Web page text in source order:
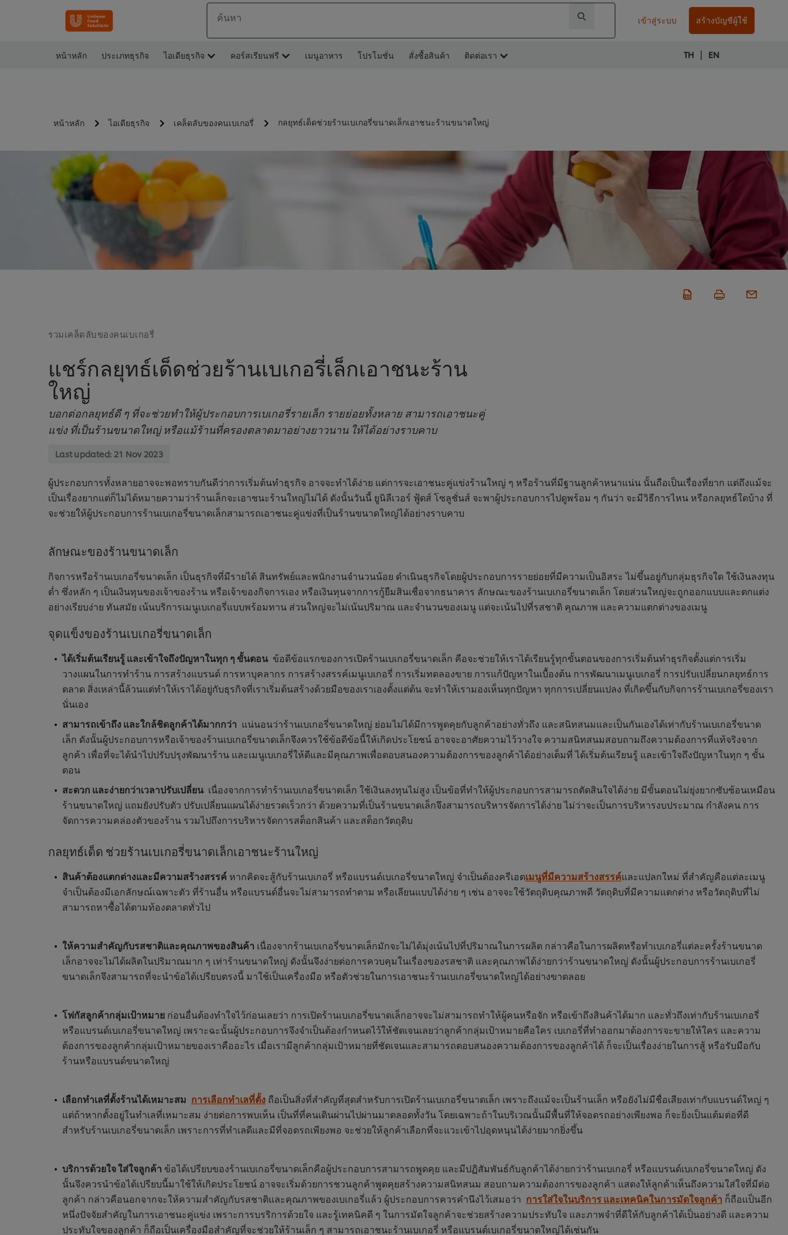
ค้นหา เข้าสู่ระบบ สร้างบัญชีผู้ใช้
หน้าหลัก ประเภทธุรกิจ ไอเดียธุรกิจ คอร์สเรียนฟรี เมนูอาหาร โปรโมชั่น สั่งซื้อสินค้า ติดต่อเรา TH | EN
หน้าหลัก ไอเดียธุรกิจ เคล็ดลับของคนเบเกอรี่ กลยุทธ์เด็ดช่วยร้านเบเกอรี่ขนาดเล็กเอาชนะร้านขนาดใหญ่
รวมเคล็ดลับของคนเบเกอรี่
แชร์กลยุทธ์เด็ดช่วยร้านเบเกอรี่เล็กเอาชนะร้าน
ใหญ่
บอกต่อกลยุทธ์ดี ๆ ที่จะช่วยทำให้ผู้ประกอบการเบเกอรี่รายเล็ก รายย่อยทั้งหลาย สามารถเอาชนะคู่
แข่ง ที่เป็นร้านขนาดใหญ่ หรือแม้ร้านที่ครองตลาดมาอย่างยาวนาน ให้ได้อย่างราบคาบ
Last updated: 21 Nov 2023
ผู้ประกอบการทั้งหลายอาจจะพอทราบกันดีว่าการเริ่มต้นทำธุรกิจ อาจจะทำได้ง่าย แต่การจะเอาชนะคู่แข่งร้านใหญ่ ๆ หรือร้านที่มีฐานลูกค้าหนาแน่น นั้นถือเป็นเรื่องที่ยาก แต่ถึงแม้จะ
เป็นเรื่องยากแต่ก็ไม่ได้หมายความว่าร้านเล็กจะเอาชนะร้านใหญ่ไม่ได้ ดังนั้นวันนี้ ยูนิลีเวอร์ ฟู้ดส์ โซลูชั่นส์ จะพาผู้ประกอบการไปดูพร้อม ๆ กันว่า จะมีวิธีการไหน หรือกลยุทธ์ใดบ้าง ที่
จะช่วยให้ผู้ประกอบการร้านเบเกอรี่ขนาดเล็กสามารถเอาชนะคู่แข่งที่เป็นร้านขนาดใหญ่ได้อย่างราบคาบ
ลักษณะของร้านขนาดเล็ก
กิจการหรือร้านเบเกอรี่ขนาดเล็ก เป็นธุรกิจที่มีรายได้ สินทรัพย์และพนักงานจำนวนน้อย ดำเนินธุรกิจโดยผู้ประกอบการรายย่อยที่มีความเป็นอิสระ ไม่ขึ้นอยู่กับกลุ่มธุรกิจใด ใช้เงินลงทุน
ต่ำ ซึ่งหลัก ๆ เป็นเงินทุนของเจ้าของร้าน หรือเจ้าของกิจการเอง หรือเงินทุนจากการกู้ยืมสินเชื่อจากธนาคาร ลักษณะของร้านเบเกอรี่ขนาดเล็ก โดยส่วนใหญ่จะถูกออกแบบและตกแต่ง
อย่างเรียบง่าย ทันสมัย เน้นบริการเมนูเบเกอรี่แบบพร้อมทาน ส่วนใหญ่จะไม่เน้นปริมาณ และจำนวนของเมนู แต่จะเน้นไปที่รสชาติ คุณภาพ และความแตกต่างของเมนู
จุดแข็งของร้านเบเกอรี่ขนาดเล็ก
ได้เริ่มต้นเรียนรู้ และเข้าใจถึงปัญหาในทุก ๆ ขั้นตอน ข้อดีข้อแรกของการเปิดร้านเบเกอรี่ขนาดเล็ก คือจะช่วยให้เราได้เรียนรู้ทุกขั้นตอนของการเริ่มต้นทำธุรกิจตั้งแต่การเริ่ม
วางแผนในการทำร้าน การสร้างแบรนด์ การหาบุคลากร การสร้างสรรค์เมนูเบเกอรี่ การเริ่มทดลองขาย การแก้ปัญหาในเบื้องต้น การพัฒนาเมนูเบเกอรี่ การปรับเปลี่ยนกลยุทธ์การ
ตลาด สิ่งเหล่านี้ล้วนแต่ทำให้เราได้อยู่กับธุรกิจที่เราเริ่มต้นสร้างด้วยมือของเราเองตั้งแต่ต้น จะทำให้เรามองเห็นทุกปัญหา ทุกการเปลี่ยนแปลง ที่เกิดขึ้นกับกิจการร้านเบเกอรี่ของเรา
นั่นเอง
สามารถเข้าถึง และใกล้ชิดลูกค้าได้มากกว่า แน่นอนว่าร้านเบเกอรี่ขนาดใหญ่ ย่อมไม่ได้มีการพูดคุยกับลูกค้าอย่างทั่วถึง และสนิทสนมและเป็นกันเองได้เท่ากับร้านเบเกอรี่ขนาด
เล็ก ดังนั้นผู้ประกอบการหรือเจ้าของร้านเบเกอรี่ขนาดเล็กจึงควรใช้ข้อดีข้อนี้ให้เกิดประโยชน์ อาจจะอาศัยความไว้วางใจ ความสนิทสนมสอบถามถึงความต้องการที่แท้จริงจาก
ลูกค้า เพื่อที่จะได้นำไปปรับปรุงพัฒนาร้าน และเมนูเบเกอรี่ให้ดีและมีคุณภาพเพื่อตอบสนองความต้องการของลูกค้าได้อย่างเต็มที่ ได้เริ่มต้นเรียนรู้ และเข้าใจถึงปัญหาในทุก ๆ ขั้น
ตอน
สะดวก และง่ายกว่าเวลาปรับเปลี่ยน เนื่องจากการทำร้านเบเกอรี่ขนาดเล็ก ใช้เงินลงทุนไม่สูง เป็นข้อที่ทำให้ผู้ประกอบการสามารถตัดสินใจได้ง่าย มีขั้นตอนไม่ยุ่งยากซับซ้อนเหมือน
ร้านขนาดใหญ่ แถมยังปรับตัว ปรับเปลี่ยนแผนได้ง่ายรวดเร็วกว่า ด้วยความที่เป็นร้านขนาดเล็กจึงสามารถบริหารจัดการได้ง่าย ไม่ว่าจะเป็นการบริหารงบประมาณ กำลังคน การ
จัดการความคล่องตัวของร้าน รวมไปถึงการบริหารจัดการสต็อกสินค้า และสต็อกวัตถุดิบ
กลยุทธ์เด็ด ช่วยร้านเบเกอรี่ขนาดเล็กเอาชนะร้านใหญ่
สินค้าต้องแตกต่างและมีความสร้างสรรค์ หากคิดจะสู้กับร้านเบเกอรี่ หรือแบรนด์เบเกอรี่ขนาดใหญ่ จำเป็นต้องครีเอตเมนูที่มีความสร้างสรรค์และแปลกใหม่ ที่สำคัญคือแต่ละเมนู
จำเป็นต้องมีเอกลักษณ์เฉพาะตัว ที่ร้านอื่น หรือแบรนด์อื่นจะไม่สามารถทำตาม หรือเลียนแบบได้ง่าย ๆ เช่น อาจจะใช้วัตถุดิบคุณภาพดี วัตถุดิบที่มีความแตกต่าง หรือวัตถุดิบที่ไม่
สามารถหาซื้อได้ตามท้องตลาดทั่วไป
ให้ความสำคัญกับรสชาติและคุณภาพของสินค้า เนื่องจากร้านเบเกอรี่ขนาดเล็กมักจะไม่ได้มุ่งเน้นไปที่ปริมาณในการผลิต กล่าวคือในการผลิตหรือทำเบเกอรี่แต่ละครั้งร้านขนาด
เล็กอาจจะไม่ได้ผลิตในปริมาณมาก ๆ เท่าร้านขนาดใหญ่ ดังนั้นจึงง่ายต่อการควบคุมในเรื่องของรสชาติ และคุณภาพได้ง่ายกว่าร้านขนาดใหญ่ ดังนั้นผู้ประกอบการร้านเบเกอรี่
ขนาดเล็กจึงสามารถที่จะนำข้อได้เปรียบตรงนี้ มาใช้เป็นเครื่องมือ หรือตัวช่วยในการเอาชนะร้านเบเกอรี่ขนาดใหญ่ได้อย่างขาดลอย
โฟกัสลูกค้ากลุ่มเป้าหมาย ก่อนอื่นต้องทำใจไว้ก่อนเลยว่า การเปิดร้านเบเกอรี่ขนาดเล็กอาจจะไม่สามารถทำให้ผู้คนหรือจัก หรือเข้าถึงสินค้าได้มาก และทั่วถึงเท่ากับร้านเบเกอรี่
หรือแบรนด์เบเกอรี่ขนาดใหญ่ เพราะฉะนั้นผู้ประกอบการจึงจำเป็นต้องกำหนดไว้ให้ชัดเจนเลยว่าลูกค้ากลุ่มเป้าหมายคือใคร เบเกอรี่ที่ทำออกมาต้องการจะขายให้ใคร และความ
ต้องการของลูกค้ากลุ่มเป้าหมายของเราคืออะไร เมื่อเรามีลูกค้ากลุ่มเป้าหมายที่ชัดเจนและสามารถตอบสนองความต้องการของลูกค้าได้ ก็จะเป็นเรื่องง่ายในการสู้ หรือรับมือกับ
ร้านหรือแบรนด์ขนาดใหญ่
เลือกทำเลที่ตั้งร้านได้เหมาะสม การเลือกทำเลที่ตั้ง ถือเป็นสิ่งที่สำคัญที่สุดสำหรับการเปิดร้านเบเกอรี่ขนาดเล็ก เพราะถึงแม้จะเป็นร้านเล็ก หรือยังไม่มีชื่อเสียงเท่ากับแบรนด์ใหญ่ ๆ
แต่ถ้าหากตั้งอยู่ในทำเลที่เหมาะสม ง่ายต่อการพบเห็น เป็นที่ที่คนเดินผ่านไปผ่านมาตลอดทั้งวัน โดยเฉพาะถ้าในบริเวณนั้นมีพื้นที่ให้จอดรถอย่างเพียงพอ ก็จะยิ่งเป็นแต้มต่อที่ดี
สำหรับร้านเบเกอรี่ขนาดเล็ก เพราะการที่ทำเลดีและมีที่จอดรถเพียงพอ จะช่วยให้ลูกค้าเลือกที่จะแวะเข้าไปอุดหนุนได้ง่ายมากยิ่งขึ้น
บริการด้วยใจ ใส่ใจลูกค้า ข้อได้เปรียบของร้านเบเกอรี่ขนาดเล็กคือผู้ประกอบการสามารถพูดคุย และมีปฏิสัมพันธ์กับลูกค้าได้ง่ายกว่าร้านเบเกอรี่ หรือแบรนด์เบเกอรี่ขนาดใหญ่ ดัง
นั้นจึงควรนำข้อได้เปรียบนี้มาใช้ให้เกิดประโยชน์ อาจจะเริ่มด้วยการชวนลูกค้าพูดคุยสร้างความสนิทสนม สอบถามความต้องการของลูกค้า แสดงให้ลูกค้าเห็นถึงความใส่ใจที่มีต่อ
ลูกค้า กล่าวคือนอกจากจะให้ความสำคัญกับรสชาติและคุณภาพของเบเกอรี่แล้ว ผู้ประกอบการควรคำนึงไว้เสมอว่า การใส่ใจในบริการ และเทคนิคในการมัดใจลูกค้า ก็ถือเเป็นอีก
หนึ่งปัจจัยสำคัญในการเอาชนะคู่แข่ง เพราะการบรริการด้วยใจ และรู้เทคนิคดี ๆ ในการมัดใจลูกค้าจะช่วยสร้างความประทับใจ และภาพจำที่ดีให้กับลูกค้าได้เป็นอย่างดี และความ
ประทับใจของลูกค้า ก็ถือเป็นเครื่องมือสำคัญที่จะช่วยให้ร้านเล็ก ๆ สามารถเอาชนะร้านเบเกอรี่ หรือแบรนด์เบเกอรี่ขนาดใหญ่ได้เช่นกัน